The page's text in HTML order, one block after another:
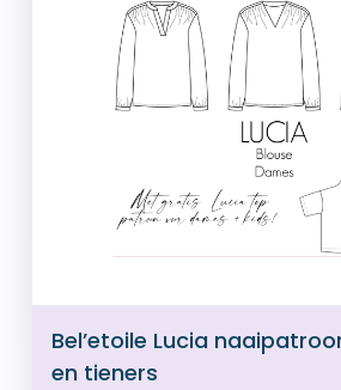
Bel’etoile Lucia
en tieners